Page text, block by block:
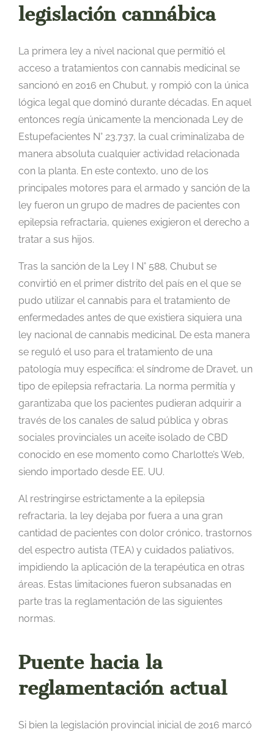
legislación cannábica
La primera ley a nivel nacional que permitió el
acceso a tratamientos con cannabis medicinal se
sancionó en 2016 en Chubut, y rompió con la única
lógica legal que dominó durante décadas. En aquel
entonces regía únicamente la mencionada Ley de
Estupefacientes N° 23.737, la cual criminalizaba de
manera absoluta cualquier actividad relacionada
con la planta. En este contexto, uno de los
principales motores para el armado y sanción de la
ley fueron un grupo de madres de pacientes con
epilepsia refractaria, quienes exigieron el derecho a
tratar a sus hijos.
Tras la sanción de la Ley I N° 588, Chubut se
convirtió en el primer distrito del país en el que se
pudo utilizar el cannabis para el tratamiento de
enfermedades antes de que existiera siquiera una
ley nacional de cannabis medicinal. De esta manera
se reguló el uso para el tratamiento de una
patología muy específica: el síndrome de Dravet, un
tipo de epilepsia refractaria. La norma permitía y
garantizaba que los pacientes pudieran adquirir a
través de los canales de salud pública y obras
sociales provinciales un aceite isolado de CBD
conocido en ese momento como Charlotte’s Web,
siendo importado desde EE. UU.
Al restringirse estrictamente a la epilepsia
refractaria, la ley dejaba por fuera a una gran
cantidad de pacientes con dolor crónico, trastornos
del espectro autista (TEA) y cuidados paliativos,
impidiendo la aplicación de la terapéutica en otras
áreas. Estas limitaciones fueron subsanadas en
parte tras la reglamentación de las siguientes
normas.
Puente hacia la
reglamentación actual
Si bien la legislación provincial inicial de 2016 marcó